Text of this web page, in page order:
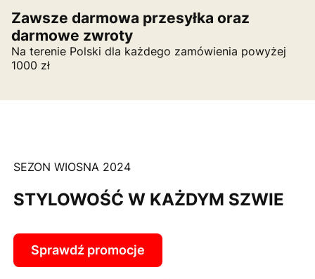
Zawsze darmowa przesyłka oraz
darmowe zwroty
Na terenie Polski dla każdego zamówienia powyżej
1000 zł
SEZON WIOSNA 2024
STYLOWOŚĆ W KAŻDYM SZWIE
Sprawdź promocje